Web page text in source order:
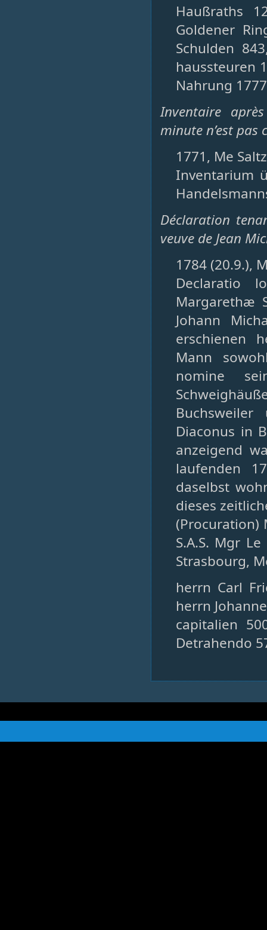
Haußraths
Goldener
Schulden
haussteuren
Nahrung
Inventaire
minute n’est pas
1771, Me
Inventarium
Déclaration
veuve de Jean
1784 (20.9.),
Declaratio
Margarethæ
Johann
erschienen
Mann
nomine
Diaconus in
anzeigend
laufenden
daselbst
dieses
(Procuration)
S.A.S. Mgr
Strasbourg,
herrn Carl
herrn
capitalien
Detrahendo